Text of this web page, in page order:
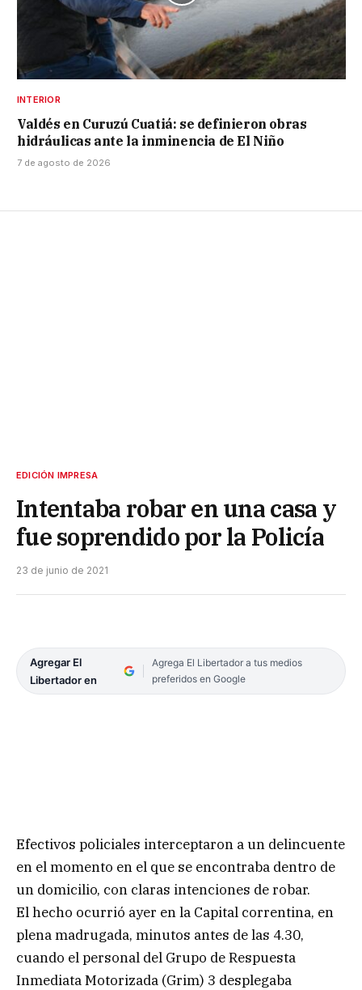
INTERIOR
Valdés en Curuzú Cuatiá: se definieron obras
hidráulicas ante la inminencia de El Niño
7 de agosto de 2026
EDICIÓN IMPRESA
Intentaba robar en una casa y
fue soprendido por la Policía
23 de junio de 2021
Agregar El
Libertador en
Agrega El Libertador a tus medios
preferidos en Google
Efectivos policiales interceptaron a un delincuente
en el momento en el que se encontraba dentro de
un domicilio, con claras intenciones de robar.
El hecho ocurrió ayer en la Capital correntina, en
plena madrugada, minutos antes de las 4.30,
cuando el personal del Grupo de Respuesta
Inmediata Motorizada (Grim) 3 desplegaba